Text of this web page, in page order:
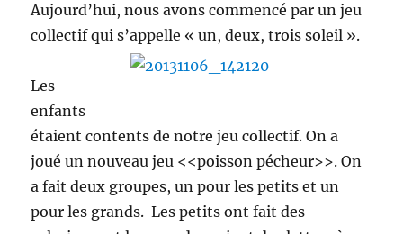
Aujourd’hui, nous avons commencé par un jeu
collectif qui s’appelle « un, deux, trois soleil ».
Les
enfants
étaient contents de notre jeu collectif. On a
joué un nouveau jeu <<poisson pécheur>>. On
a fait deux groupes, un pour les petits et un
pour les grands. Les petits ont fait des